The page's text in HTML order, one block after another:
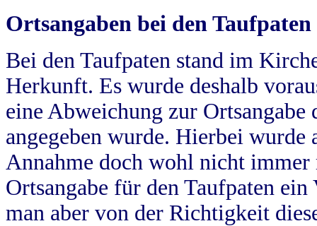
Ortsangaben bei den Taufpaten
Bei den Taufpaten stand im
Herkunft. Es wurde deshalb
eine Abweichung zur
angegeben wurde. Hierbei wurde
Annahme doch wohl nicht
Ortsangabe für den Taufpaten
man aber von der Richtigkeit